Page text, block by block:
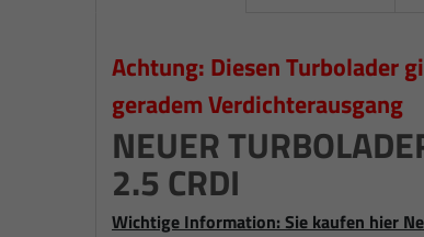
Achtung: Diesen Turbolader
geradem Verdichterausgang
NEUER
2.5 CRDI
Wichtige Information: Sie kaufen hier